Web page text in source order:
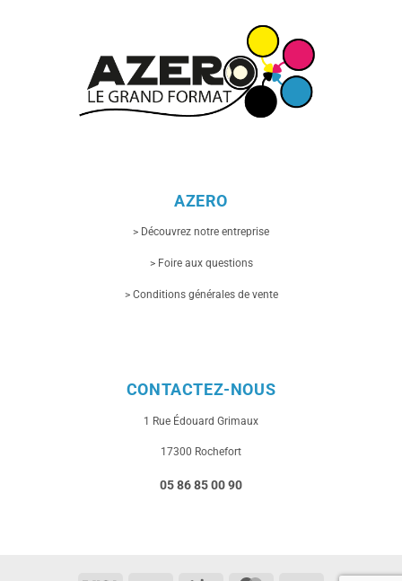
AZERO
> Découvrez notre entreprise
> Foire aux questions
> Conditions générales de vente
CONTACTEZ-NOUS
1 Rue Édouard Grimaux
17300 Rochefort
05 86 85 00 90